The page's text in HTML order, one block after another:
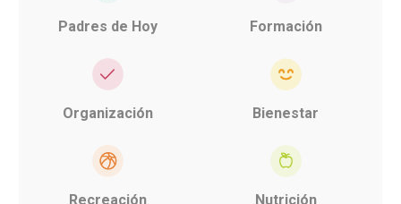
Padres de Hoy Formación
Organización Bienestar
Recreación Nutrición